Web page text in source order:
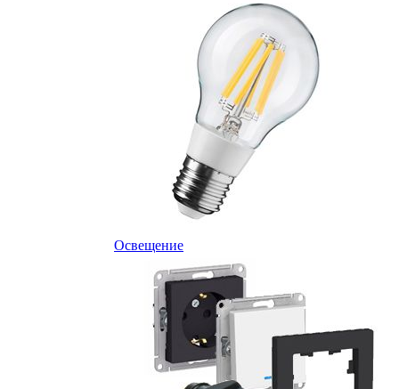
Освещение